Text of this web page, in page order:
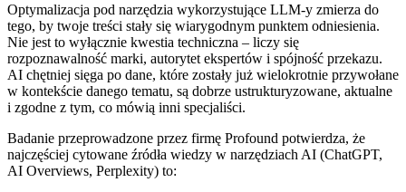
Optymalizacja pod narzędzia wykorzystujące LLM-y zmierza do
tego, by twoje treści stały się wiarygodnym punktem odniesienia.
Nie jest to wyłącznie kwestia techniczna – liczy się
rozpoznawalność marki, autorytet ekspertów i spójność przekazu.
AI chętniej sięga po dane, które zostały już wielokrotnie przywołane
w kontekście danego tematu, są dobrze ustrukturyzowane, aktualne
i zgodne z tym, co mówią inni specjaliści.
Badanie przeprowadzone przez firmę Profound potwierdza, że
najczęściej cytowane źródła wiedzy w narzędziach AI (ChatGPT,
AI Overviews, Perplexity) to: